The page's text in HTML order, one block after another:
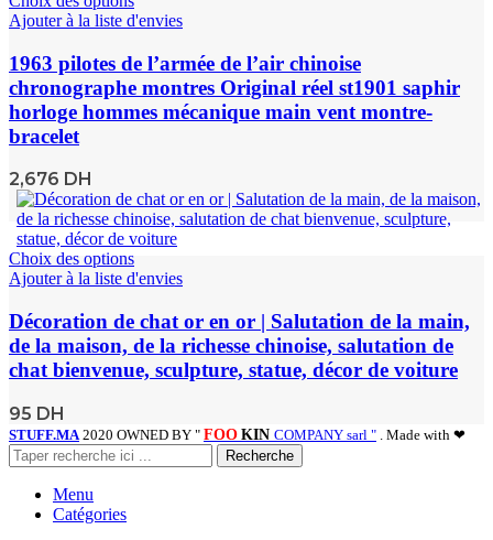
Ajouter à la liste d'envies
1963 pilotes de l’armée de l’air chinoise
chronographe montres Original réel st1901 saphir
horloge hommes mécanique main vent montre-
bracelet
2,676 DH
Choix des options
Ajouter à la liste d'envies
Décoration de chat or en or | Salutation de la main,
de la maison, de la richesse chinoise, salutation de
chat bienvenue, sculpture, statue, décor de voiture
95 DH
STUFF.MA 2020 OWNED BY " FOO KIN COMPANY sarl " . Made with ❤
Recherche
Menu
Catégories